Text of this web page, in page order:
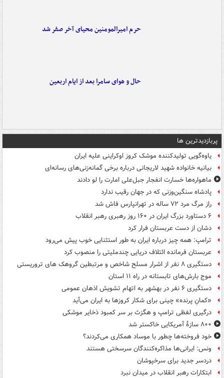
حرم امیرالمومنین محیای آخر صفر شد
حال و هوای سامرا بعد از ایام اربعین
پربازدیدترین ها
یاوه‌گویی تولیدکننده موشک کروز اوکراینی علیه ایران
بیانیه خانواده شهید لاریجانی درباره برخی گمانه‌زنی‌های رسانه‌ای
ماهواره‌ها خسارت انفجار جبل‌علی امارت را لو دادند
پادشاه سنگین‌وزنی که در جهان رقیب ندارد
راز مرگ مرد ۷۲ ساله در تهرانپارس فاش شد
۶ دستاورد بزرگ ایران در ۱۶۰ روز رهبری رهبر انقلاب
دشان از دست عربستان فرار کرد
ترامپ: همه چیز درباره ایران به طور استثنایی خوب پیش می‌رود
عربستان فرمانده ائتلاف دریایی چندملیتی را منصوب کرد
دستگیری ۸ نفر از اشرار مسلح شاخص و مرتبطین گروهک های تروریستی
موج بارش‌های تابستانه در راه ۱۱ استان
دستگیری ۶ نفر در بهشهر به اتهام تشویش اذهان عمومی
«کمانِ پرنده» چینی برای شکار کروزها به ایران می‌آید
درگیری لفظی ترامپ و هگزث بر سر کمبود ذخایر موشکی
۸۰۰ سازۀ آمریکایی خاکستر شد
خود فروخته‌ها چطور با موساد همکاری می‌کردند؟
ونس: ایرانی‌ها مذاکره‌کنندگان سرسختی هستند
دردسر جدید برای سرخپوشان
ابتکارات رهبر انقلاب در میدان نبرد